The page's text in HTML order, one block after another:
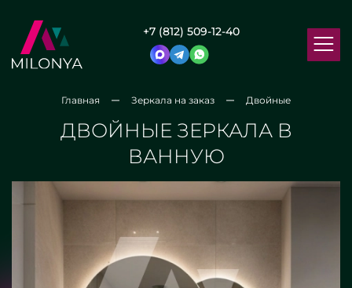
+7 (812) 509-12-40
Главная Зеркала на заказ Двойные
ДВОЙНЫЕ ЗЕРКАЛА В
ВАННУЮ